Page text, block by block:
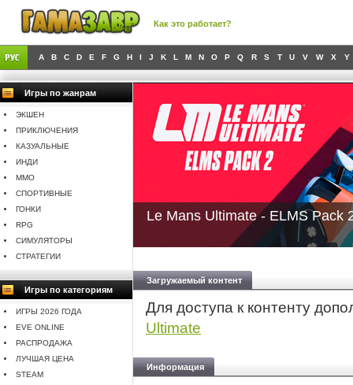
Как это работает?
A B C D E F G H I J K L M N O P Q R S T U V W X Y
Игры по жанрам
ЭКШЕН
ПРИКЛЮЧЕНИЯ
КАЗУАЛЬНЫЕ
ИНДИ
MMO
СПОРТИВНЫЕ
ГОНКИ
RPG
СИМУЛЯТОРЫ
СТРАТЕГИИ
Игры по категориям
ИГРЫ 2026 ГОДА
EVE ONLINE
РАСПРОДАЖА
ЛУЧШАЯ ЦЕНА
STEAM
Le Mans Ultimate - ELMS Pack
Загружаемый контент
Для доступа к контенту
Ultimate
Информация